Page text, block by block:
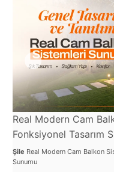
Real Modern Cam
Fonksiyonel Tasarım
Şile Real Modern Cam Balkon
Sunumu
Sakarya
Sarajevo
Sivas
switzerland
Tilburg